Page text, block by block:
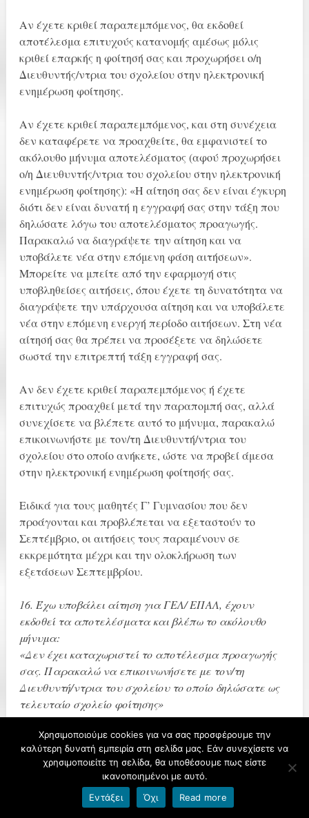
Αν έχετε κριθεί παραπεμπόμενος, θα εκδοθεί
αποτέλεσμα επιτυχούς κατανομής αμέσως μόλις
κριθεί επαρκής η φοίτησή σας και προχωρήσει ο/η
Διευθυντής/ντρια του σχολείου στην ηλεκτρονική
ενημέρωση φοίτησης.
Αν έχετε κριθεί παραπεμπόμενος, και στη συνέχεια
δεν καταφέρετε να προαχθείτε, θα εμφανιστεί το
ακόλουθο μήνυμα αποτελέσματος (αφού προχωρήσει
ο/η Διευθυντής/ντρια του σχολείου στην ηλεκτρονική
ενημέρωση φοίτησης): «Η αίτηση σας δεν είναι έγκυρη
διότι δεν είναι δυνατή η εγγραφή σας στην τάξη που
δηλώσατε λόγω του αποτελέσματος προαγωγής.
Παρακαλώ να διαγράψετε την αίτηση και να
υποβάλετε νέα στην επόμενη φάση αιτήσεων».
Μπορείτε να μπείτε από την εφαρμογή στις
υποβληθείσες αιτήσεις, όπου έχετε τη δυνατότητα να
διαγράψετε την υπάρχουσα αίτηση και να υποβάλετε
νέα στην επόμενη ενεργή περίοδο αιτήσεων. Στη νέα
αίτησή σας θα πρέπει να προσέξετε να δηλώσετε
σωστά την επιτρεπτή τάξη εγγραφή σας.
Αν δεν έχετε κριθεί παραπεμπόμενος ή έχετε
επιτυχώς προαχθεί μετά την παραπομπή σας, αλλά
συνεχίσετε να βλέπετε αυτό το μήνυμα, παρακαλώ
επικοινωνήστε με τον/τη Διευθυντή/ντρια του
σχολείου στο οποίο ανήκετε, ώστε να προβεί άμεσα
στην ηλεκτρονική ενημέρωση φοίτησής σας.
Ειδικά για τους μαθητές Γ’ Γυμνασίου που δεν
προάγονται και προβλέπεται να εξεταστούν το
Σεπτέμβριο, οι αιτήσεις τους παραμένουν σε
εκκρεμότητα μέχρι και την ολοκλήρωση των
εξετάσεων Σεπτεμβρίου.
16. Έχω υποβάλει αίτηση για ΓΕΛ/ ΕΠΑΛ, έχουν
εκδοθεί τα αποτελέσματα και βλέπω το ακόλουθο
μήνυμα:
«Δεν έχει καταχωριστεί το αποτέλεσμα προαγωγής
σας. Παρακαλώ να επικοινωνήσετε με τον/τη
Διευθυντή/ντρια του σχολείου το οποίο δηλώσατε ως
τελευταίο σχολείο φοίτησης»
Τι ενέργειες πρέπει να κάνω;
Παρακαλώ επικοινωνήστε με τον/τη Διευθυντή/ντρια
του σχολείου στο οποίο ανήκετε, ώστε να προβεί
άμεσα στην ηλεκτρονική ενημέρωση φοίτησής σας.
Χρησιμοποιούμε cookies για να σας προσφέρουμε την
καλύτερη δυνατή εμπειρία στη σελίδα μας. Εάν συνεχίσετε να
χρησιμοποιείτε τη σελίδα, θα υποθέσουμε πως είστε
ικανοποιημένοι με αυτό.
Εντάξει
Όχι Read more